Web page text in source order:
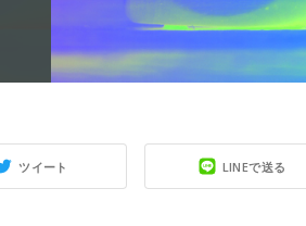
ツイート LINEで送る